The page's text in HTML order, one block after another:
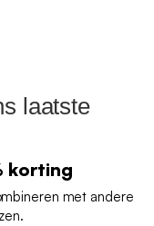
laatste
korting
met andere